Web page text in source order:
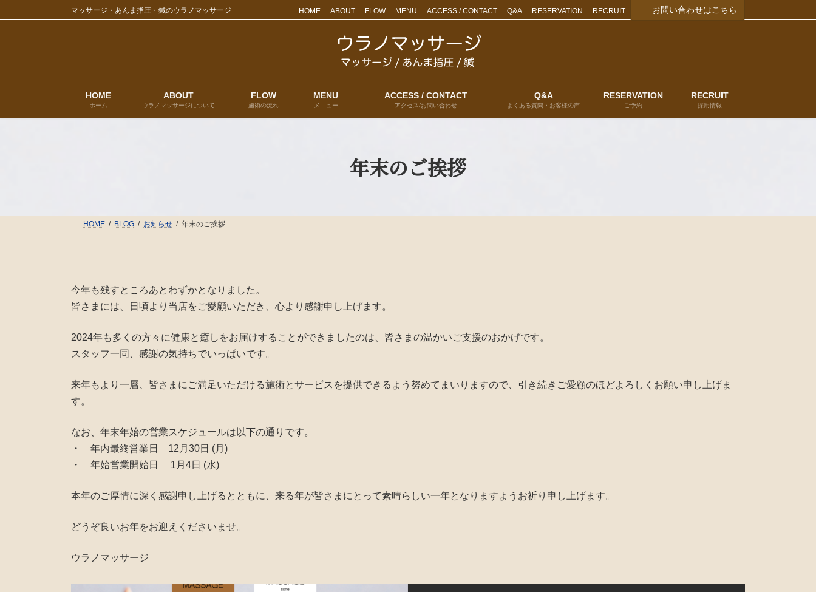
ン
プ
ビ
動
マッサージ・あんま指圧・鍼のウラノマッサージ HOME ABOUT FLOW MENU ACCESS / CONTACT Q&A RESERVATION RECRUIT お問い合わせはこちら
HOME
ホーム
ABOUT
ウラノマッサージについて
FLOW
施術の流れ
MENU
メニュー
ACCESS / CONTACT
アクセス/お問い合わせ
Q&A
よくある質問・お客様の声
RESERVATION
ご予約
RECRUIT
採用情報
年末のご挨拶
HOME BLOG お知らせ 年末のご挨拶
今年も残すところあとわずかとなりました。
皆さまには、日頃より当店をご愛顧いただき、心より感謝申し上げます。
2024年も多くの方々に健康と癒しをお届けすることができましたのは、皆さまの温かいご支援のおかげです。
スタッフ一同、感謝の気持ちでいっぱいです。
来年もより一層、皆さまにご満足いただける施術とサービスを提供できるよう努めてまいりますので、引き続きご愛顧のほどよろしくお願い申し上げま
す。
なお、年末年始の営業スケジュールは以下の通りです。
・ 年内最終営業日 12月30日 (月)
・ 年始営業開始日 1月4日 (水)
本年のご厚情に深く感謝申し上げるとともに、来る年が皆さまにとって素晴らしい一年となりますようお祈り申し上げます。
どうぞ良いお年をお迎えくださいませ。
ウラノマッサージ